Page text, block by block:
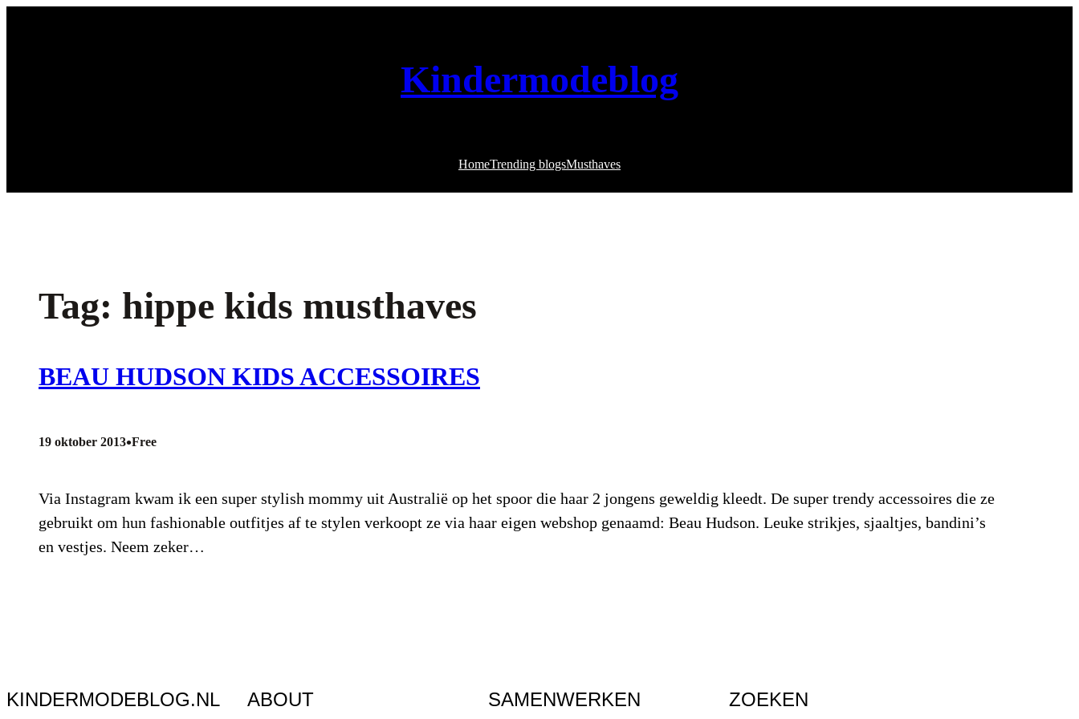
Kindermodeblog
HomeTrending blogsMusthaves
Tag: hippe kids musthaves
BEAU HUDSON KIDS ACCESSOIRES
19 oktober 2013•Free
Via Instagram kwam ik een super stylish mommy uit Australië op het spoor die haar 2 jongens geweldig kleedt. De super trendy accessoires die ze
gebruikt om hun fashionable outfitjes af te stylen verkoopt ze via haar eigen webshop genaamd: Beau Hudson. Leuke strikjes, sjaaltjes, bandini’s
en vestjes. Neem zeker…
KINDERMODEBLOG.NL ABOUT SAMENWERKEN ZOEKEN